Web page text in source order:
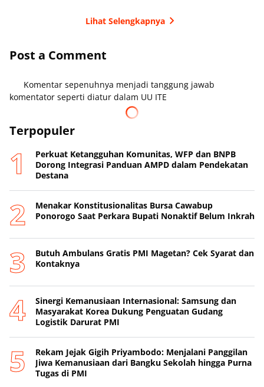
Lihat Selengkapnya
Post a Comment
Komentar sepenuhnya menjadi tanggung jawab
komentator seperti diatur dalam UU ITE
Terpopuler
Perkuat Ketangguhan Komunitas, WFP dan BNPB
Dorong Integrasi Panduan AMPD dalam Pendekatan
Destana
Menakar Konstitusionalitas Bursa Cawabup
Ponorogo Saat Perkara Bupati Nonaktif Belum Inkrah
Butuh Ambulans Gratis PMI Magetan? Cek Syarat dan
Kontaknya
Sinergi Kemanusiaan Internasional: Samsung dan
Masyarakat Korea Dukung Penguatan Gudang
Logistik Darurat PMI
Rekam Jejak Gigih Priyambodo: Menjalani Panggilan
Jiwa Kemanusiaan dari Bangku Sekolah hingga Purna
Tugas di PMI